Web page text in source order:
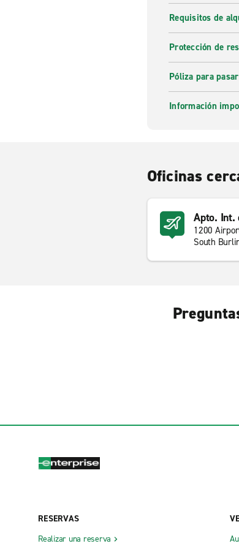
Requisitos de
Protección de
Póliza para
Información
Oficinas
Apto. Int.
1200
South
RESERVAS
Realizar una reserva